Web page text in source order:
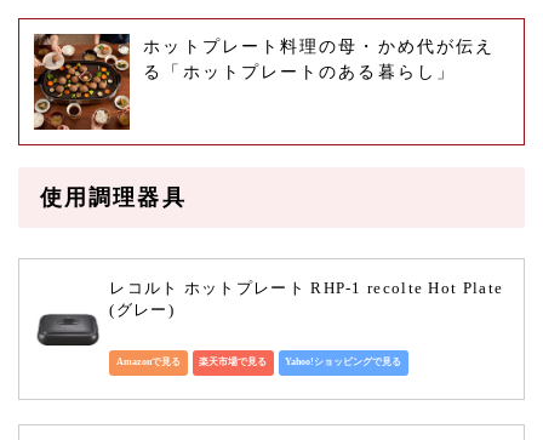
ホットプレート料理の母・かめ代が伝え
る「ホットプレートのある暮らし」
使用調理器具
レコルト ホットプレート RHP-1 recolte Hot Plate
(グレー)
Amazonで見る 楽天市場で見る Yahoo!ショッピングで見る